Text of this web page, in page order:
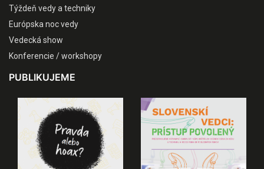
Týždeň vedy a techniky
Európska noc vedy
Vedecká show
Konferencie / workshopy
PUBLIKUJEME